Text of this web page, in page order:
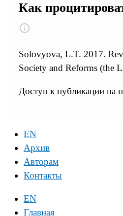
Как
Solovyova, L.T. 2017.
Society and Reforms (the
Доступ к публикации на
EN
Архив
Авторам
Контакты
EN
Главная